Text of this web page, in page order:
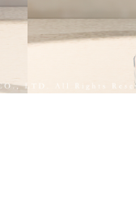
東方風デザイン